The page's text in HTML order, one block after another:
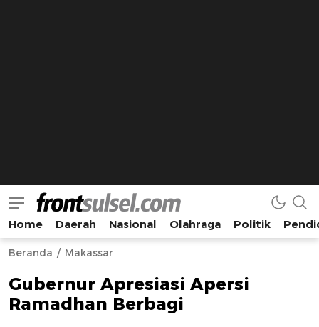
Frontsulsel.com
Terdepan Mengabarkan dari Sulawesi Selatan
Home Daerah Nasional Olahraga Politik
Beranda Makassar
Gubernur Apresiasi Apersi
Ramadhan Berbagi